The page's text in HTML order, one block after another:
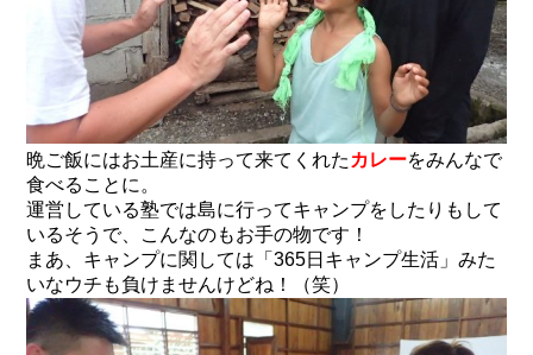
晩ご飯にはお土産に持って来てくれた カレーをみんなで
食べることに。
運営している塾では島に行ってキャンプをしたりもして
いるそうで、こんなのもお手の物です！
まあ、キャンプに関しては「365日キャンプ生活」みた
いなウチも負けませんけどね！（笑）